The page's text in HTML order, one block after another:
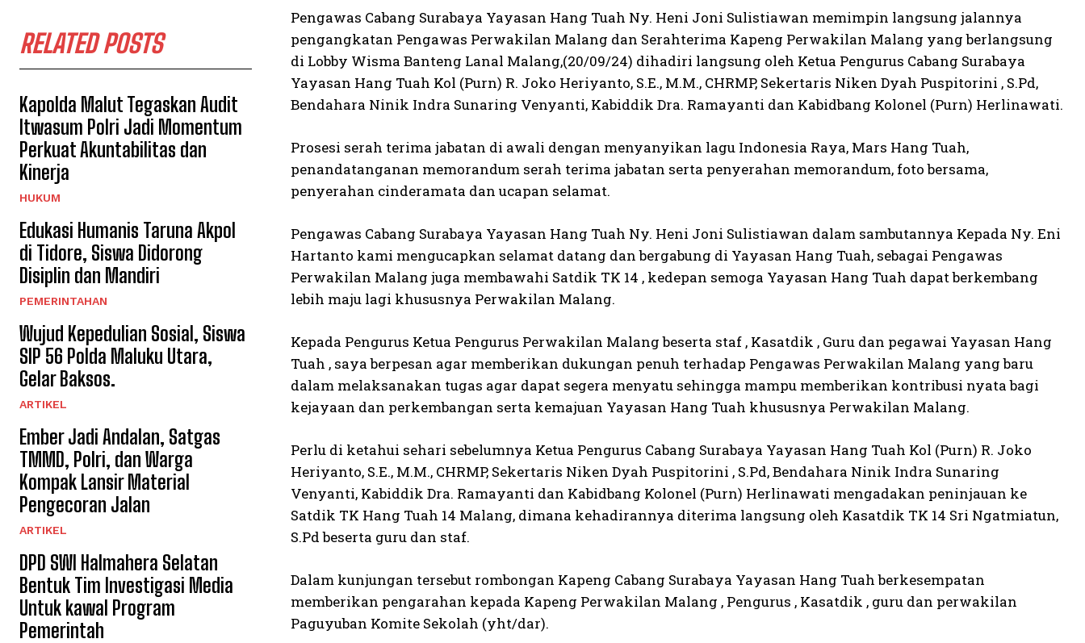
RELATED POSTS
Kapolda Malut Tegaskan Audit
Itwasum Polri Jadi Momentum
Perkuat Akuntabilitas dan
Kinerja
HUKUM
Edukasi Humanis Taruna Akpol
di Tidore, Siswa Didorong
Disiplin dan Mandiri
PEMERINTAHAN
Wujud Kepedulian Sosial, Siswa
SIP 56 Polda Maluku Utara,
Gelar Baksos.
ARTIKEL
Ember Jadi Andalan, Satgas
TMMD, Polri, dan Warga
Kompak Lansir Material
Pengecoran Jalan
ARTIKEL
DPD SWI Halmahera Selatan
Bentuk Tim Investigasi Media
Untuk kawal Program
Pemerintah
Pengawas Cabang Surabaya Yayasan Hang Tuah Ny. Heni Joni Sulistiawan memimpin langsung jalannya
pengangkatan Pengawas Perwakilan Malang dan Serahterima Kapeng Perwakilan Malang yang berlangsung
di Lobby Wisma Banteng Lanal Malang,(20/09/24) dihadiri langsung oleh Ketua Pengurus Cabang Surabaya
Yayasan Hang Tuah Kol (Purn) R. Joko Heriyanto, S.E., M.M., CHRMP, Sekertaris Niken Dyah Puspitorini , S.Pd,
Bendahara Ninik Indra Sunaring Venyanti, Kabiddik Dra. Ramayanti dan Kabidbang Kolonel (Purn) Herlinawati.
Prosesi serah terima jabatan di awali dengan menyanyikan lagu Indonesia Raya, Mars Hang Tuah,
penandatanganan memorandum serah terima jabatan serta penyerahan memorandum, foto bersama,
penyerahan cinderamata dan ucapan selamat.
Pengawas Cabang Surabaya Yayasan Hang Tuah Ny. Heni Joni Sulistiawan dalam sambutannya Kepada Ny. Eni
Hartanto kami mengucapkan selamat datang dan bergabung di Yayasan Hang Tuah, sebagai Pengawas
Perwakilan Malang juga membawahi Satdik TK 14 , kedepan semoga Yayasan Hang Tuah dapat berkembang
lebih maju lagi khususnya Perwakilan Malang.
Kepada Pengurus Ketua Pengurus Perwakilan Malang beserta staf , Kasatdik , Guru dan pegawai Yayasan Hang
Tuah , saya berpesan agar memberikan dukungan penuh terhadap Pengawas Perwakilan Malang yang baru
dalam melaksanakan tugas agar dapat segera menyatu sehingga mampu memberikan kontribusi nyata bagi
kejayaan dan perkembangan serta kemajuan Yayasan Hang Tuah khususnya Perwakilan Malang.
Perlu di ketahui sehari sebelumnya Ketua Pengurus Cabang Surabaya Yayasan Hang Tuah Kol (Purn) R. Joko
Heriyanto, S.E., M.M., CHRMP, Sekertaris Niken Dyah Puspitorini , S.Pd, Bendahara Ninik Indra Sunaring
Venyanti, Kabiddik Dra. Ramayanti dan Kabidbang Kolonel (Purn) Herlinawati mengadakan peninjauan ke
Satdik TK Hang Tuah 14 Malang, dimana kehadirannya diterima langsung oleh Kasatdik TK 14 Sri Ngatmiatun,
S.Pd beserta guru dan staf.
Dalam kunjungan tersebut rombongan Kapeng Cabang Surabaya Yayasan Hang Tuah berkesempatan
memberikan pengarahan kepada Kapeng Perwakilan Malang , Pengurus , Kasatdik , guru dan perwakilan
Paguyuban Komite Sekolah (yht/dar).